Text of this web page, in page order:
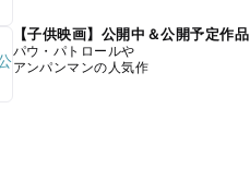
【子供映画】公開中＆公開予定作品
パウ・パトロールや
アンパンマンの人気作